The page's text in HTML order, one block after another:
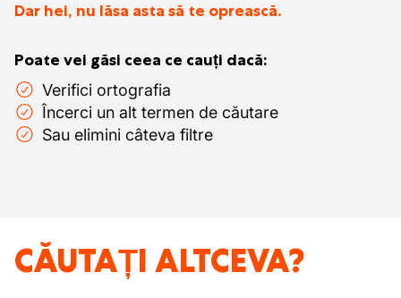
Dar hei, nu lăsa asta să te oprească.
Poate vei găsi ceea ce cauți dacă:
Verifici ortografia
Încerci un alt termen de căutare
Sau elimini câteva filtre
CĂUTAȚI ALTCEVA?